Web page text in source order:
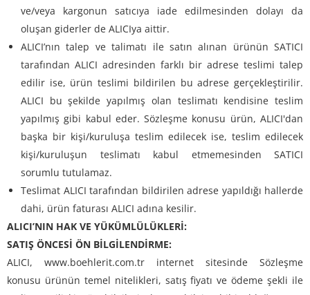
ve/veya kargonun satıcıya iade edilmesinden dolayı da
oluşan giderler de ALICIya aittir.
ALICI’nın talep ve talimatı ile satın alınan ürünün SATICI
tarafından ALICI adresinden farklı bir adrese teslimi talep
edilir ise, ürün teslimi bildirilen bu adrese gerçekleştirilir.
ALICI bu şekilde yapılmış olan teslimatı kendisine teslim
yapılmış gibi kabul eder. Sözleşme konusu ürün, ALICI'dan
başka bir kişi/kuruluşa teslim edilecek ise, teslim edilecek
kişi/kuruluşun teslimatı kabul etmemesinden SATICI
sorumlu tutulamaz.
Teslimat ALICI tarafından bildirilen adrese yapıldığı hallerde
dahi, ürün faturası ALICI adına kesilir.
ALICI’NIN HAK VE YÜKÜMLÜLÜKLERİ:
SATIŞ ÖNCESİ ÖN BİLGİLENDİRME:
ALICI, www.boehlerit.com.tr internet sitesinde Sözleşme
konusu ürünün temel nitelikleri, satış fiyatı ve ödeme şekli ile